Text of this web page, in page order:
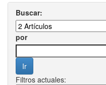
Buscar:
por
Filtros actuales: